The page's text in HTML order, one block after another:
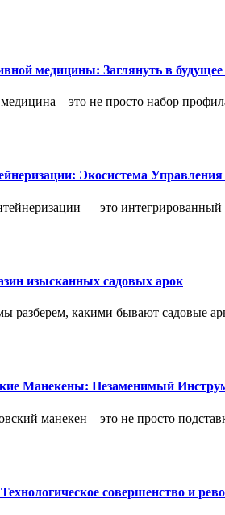
медицины: Заглянуть в будущее
– это не просто набор
Экосистема
— это
изысканных садовых арок
разберем, какими бывают садовые
Манекены: Незаменимый
манекен – это не просто
совершенство и